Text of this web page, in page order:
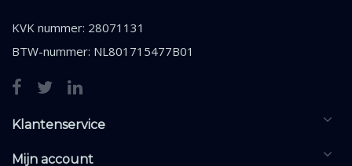
KVK nummer: 28071131
BTW-nummer: NL801715477B01
Klantenservice
Mijn account